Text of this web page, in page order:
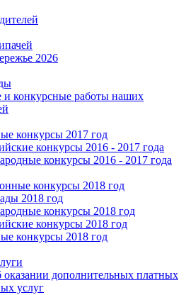
2026
и конкурсные работы наших
конкурсы 2017 год
конкурсы 2016 - 2017 года
конкурсы 2016 - 2017 года
конкурсы 2018 год
2018 год
конкурсы 2018 год
конкурсы 2018 год
конкурсы 2018 год
дополнительных платных
услуг